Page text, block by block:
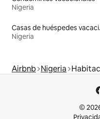
Nigeria
Nigeria
Airbnb Nigeria
©